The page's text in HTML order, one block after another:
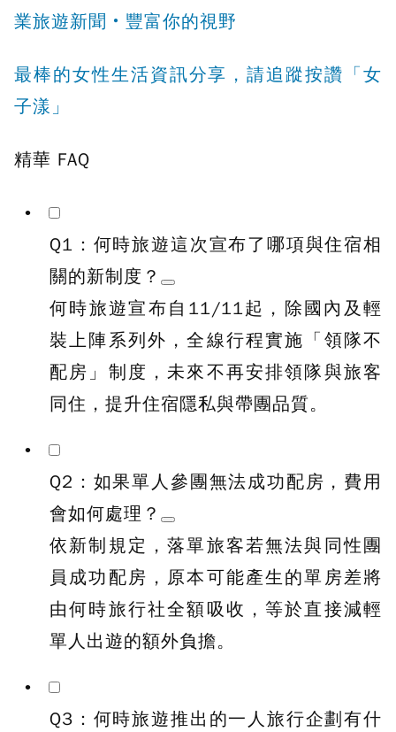
業旅遊新聞‧豐富你的視野
最棒的女性生活資訊分享，請追蹤按讚「女
子漾」
精華 FAQ
Q1：何時旅遊這次宣布了哪項與住宿相
關的新制度？
何時旅遊宣布自11/11起，除國內及輕
裝上陣系列外，全線行程實施「領隊不
配房」制度，未來不再安排領隊與旅客
同住，提升住宿隱私與帶團品質。
Q2：如果單人參團無法成功配房，費用
會如何處理？
依新制規定，落單旅客若無法與同性團
員成功配房，原本可能產生的單房差將
由何時旅行社全額吸收，等於直接減輕
單人出遊的額外負擔。
Q3：何時旅遊推出的一人旅行企劃有什